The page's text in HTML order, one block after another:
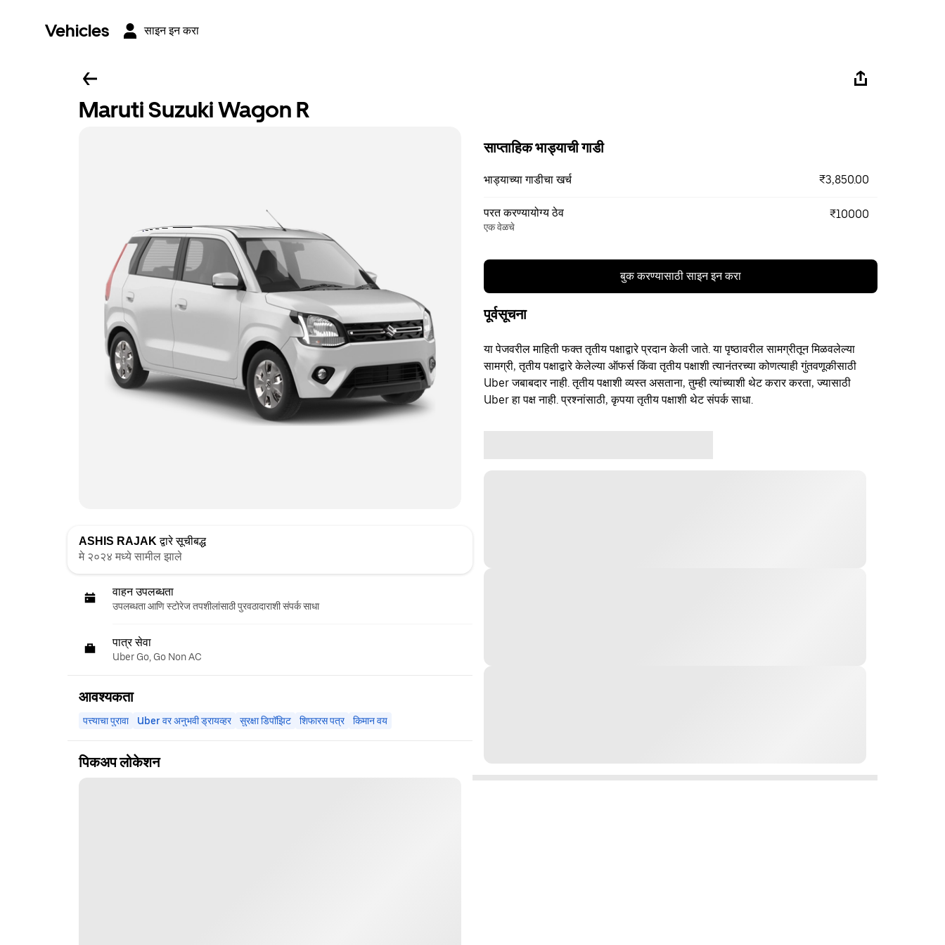
Vehicles साइन इन करा
Maruti Suzuki Wagon R
ASHIS RAJAK द्वारे सूचीबद्ध
मे २०२४ मध्ये सामील झाले
वाहन उपलब्धता
उपलब्धता आणि स्टोरेज तपशीलांसाठी पुरवठादाराशी संपर्क साधा
पात्र सेवा
Uber Go, Go Non AC
आवश्यकता
पत्त्याचा पुरावा Uber वर अनुभवी ड्रायव्हर सुरक्षा डिपॉझिट शिफारस पत्र किमान वय
पिकअप लोकेशन
साप्ताहिक भाड्याची गाडी
भाड्याच्या गाडीचा खर्च ₹3,850.00
परत करण्यायोग्य ठेव
एक वेळचे
₹10000
बुक करण्यासाठी साइन इन करा
पूर्वसूचना
या पेजवरील माहिती फक्त तृतीय पक्षाद्वारे प्रदान केली जाते. या पृष्ठावरील सामग्रीतून मिळवलेल्या
सामग्री, तृतीय पक्षाद्वारे केलेल्या ऑफर्स किंवा तृतीय पक्षाशी त्यानंतरच्या कोणत्याही गुंतवणूकीसाठी
Uber जबाबदार नाही. तृतीय पक्षाशी व्यस्त असताना, तुम्ही त्यांच्याशी थेट करार करता, ज्यासाठी
Uber हा पक्ष नाही. प्रश्नांसाठी, कृपया तृतीय पक्षाशी थेट संपर्क साधा.